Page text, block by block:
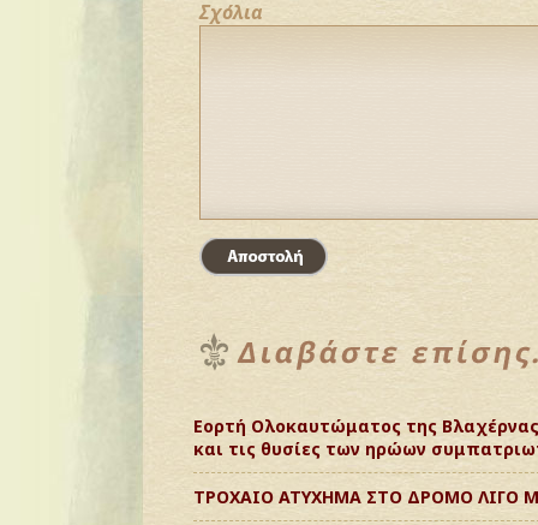
Σχόλια
Εορτή Ολοκαυτώματος της
και τις θυσίες των ηρώων
ΤΡΟΧΑΙΟ ΑΤΥΧΗΜΑ ΣΤΟ ΔΡΟΜΟ ΛΙΓΟ